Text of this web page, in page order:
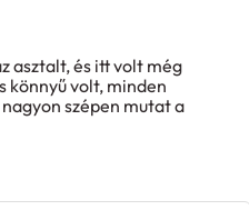
asztalt, és itt volt még
könnyű volt, minden
szépen mutat a